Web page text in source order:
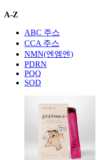
A-Z
ABC 주스
CCA 주스
NMN(엔엠엔)
PDRN
PQQ
SOD